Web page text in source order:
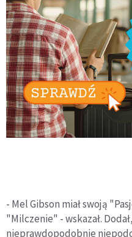
- Mel Gibson miał swoją
"Milczenie" - wskazał.
nieprawdopodobnie